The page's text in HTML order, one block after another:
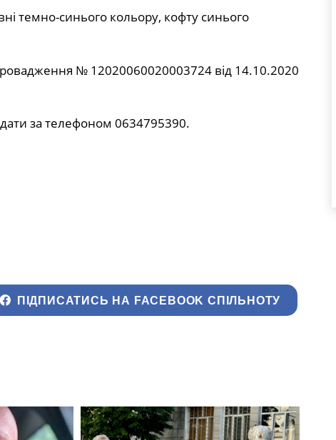
темно-синього кольору, кофту синього
№ 12020060020003724 від 14.10.2020
за телефоном 0634795390.
ПІДПИСАТИСЬ НА FACEBOOK СПІЛЬНОТУ